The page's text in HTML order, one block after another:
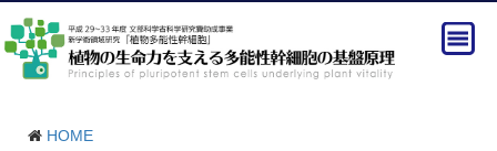
HOME